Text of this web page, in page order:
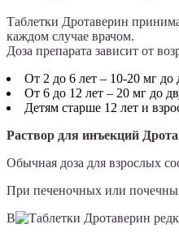
Таблетки Дротаверин
каждом случае врачом.
Доза препарата зависит от
От 2 до 6 лет – 10-20 мг до
От 6 до 12 лет – 20 мг до
Детям старше 12 лет и
Раствор для инъекций
Обычная доза для взрослых
При печеночных или
В